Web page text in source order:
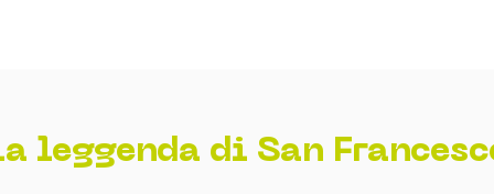
leggenda di San